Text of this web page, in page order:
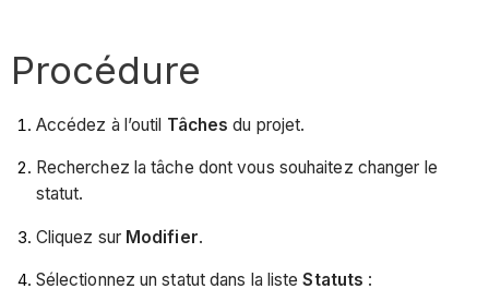
Procédure
Accédez à l’outil Tâches du projet.
Recherchez la tâche dont vous souhaitez changer le
statut.
Cliquez sur Modifier.
Sélectionnez un statut dans la listeStatuts :